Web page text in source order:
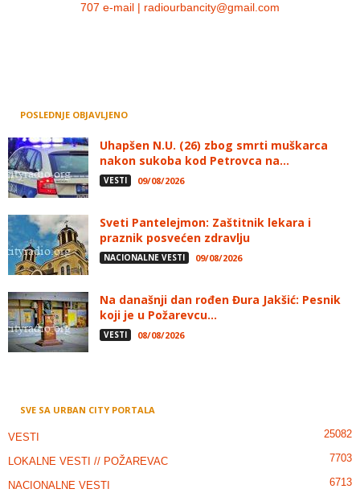
707 e-mail | radiourbancity@gmail.com
POSLEDNJE OBJAVLJENO
Uhapšen N.U. (26) zbog smrti muškarca
nakon sukoba kod Petrovca na...
VESTI 09/08/2026
Sveti Pantelejmon: Zaštitnik lekara i
praznik posvećen zdravlju
NACIONALNE VESTI 09/08/2026
Na današnji dan rođen Đura Jakšić: Pesnik
koji je u Požarevcu...
VESTI 08/08/2026
SVE SA URBAN CITY PORTALA
VESTI 25082
LOKALNE VESTI // POŽAREVAC 7703
NACIONALNE VESTI 6713